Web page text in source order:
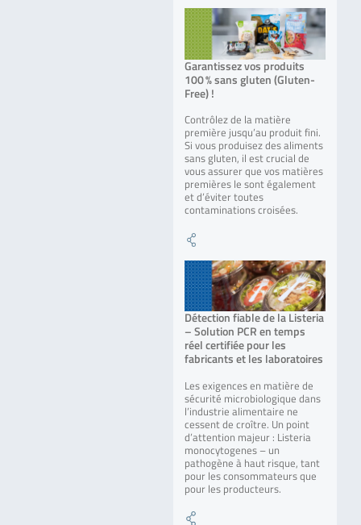
Garantissez vos produits
100 % sans gluten (Gluten-
Free) !
Contrôlez de la matière
première jusqu’au produit fini.
Si vous produisez des aliments
sans gluten, il est crucial de
vous assurer que vos matières
premières le sont également
et d’éviter toutes
contaminations croisées.
Détection fiable de la Listeria
– Solution PCR en temps
réel certifiée pour les
fabricants et les laboratoires
Les exigences en matière de
sécurité microbiologique dans
l’industrie alimentaire ne
cessent de croître. Un point
d’attention majeur : Listeria
monocytogenes – un
pathogène à haut risque, tant
pour les consommateurs que
pour les producteurs.